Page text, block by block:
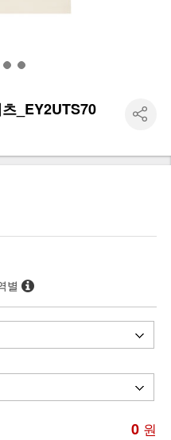
_EY2UTS70
별
0 원